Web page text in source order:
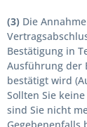
(3) Die
Bestätigung in
Ausführung der
bestätigt wird
Sollten Sie
sind Sie nicht